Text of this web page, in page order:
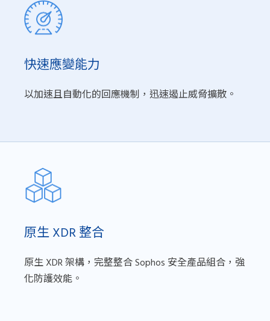
快速應變能力
以加速且自動化的回應機制，迅速遏止威脅擴散。
原生 XDR 整合
原生 XDR 架構，完整整合 Sophos 安全產品組合，強
化防護效能。